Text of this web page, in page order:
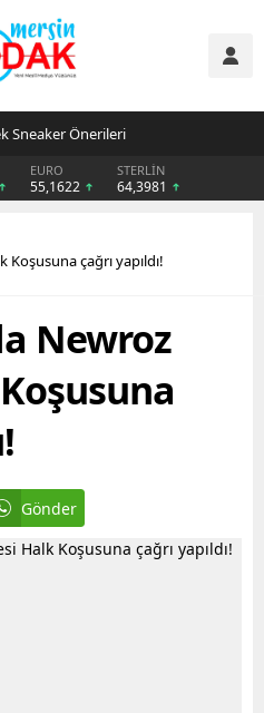
Sneaker Önerileri
EURO
55,1622
STERLİN
64,3981
Koşusuna çağrı yapıldı!
Newroz
Gönder